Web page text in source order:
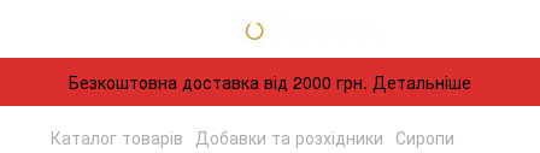
Безкоштовна доставка від 2000 грн. Детальніше
Каталог товарів Добавки та розхідники Сиропи